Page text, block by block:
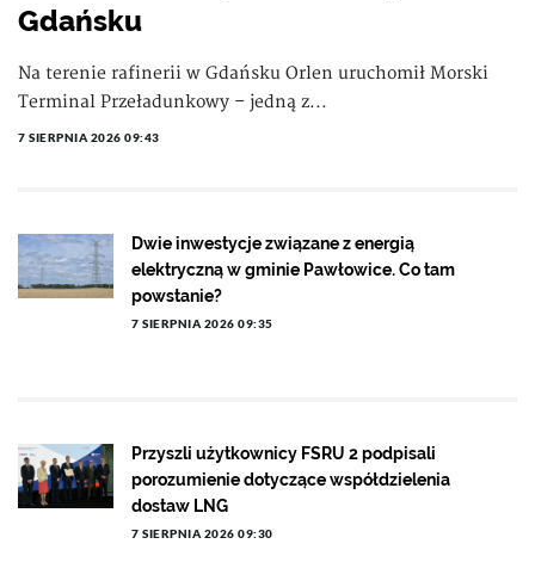
Gdańsku
Na terenie rafinerii w Gdańsku Orlen uruchomił Morski
Terminal Przeładunkowy – jedną z...
7 SIERPNIA 2026 09:43
Dwie inwestycje związane z energią
elektryczną w gminie Pawłowice. Co tam
powstanie?
7 SIERPNIA 2026 09:35
Przyszli użytkownicy FSRU 2 podpisali
porozumienie dotyczące współdzielenia
dostaw LNG
7 SIERPNIA 2026 09:30